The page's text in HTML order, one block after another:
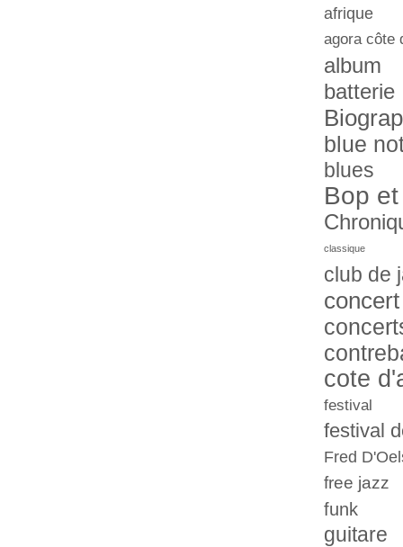
afrique
agora côte
album
batterie
blue
blues
Bop
classique
club de
concert
cote
festival
festival
Fred
free jazz
funk
guitare